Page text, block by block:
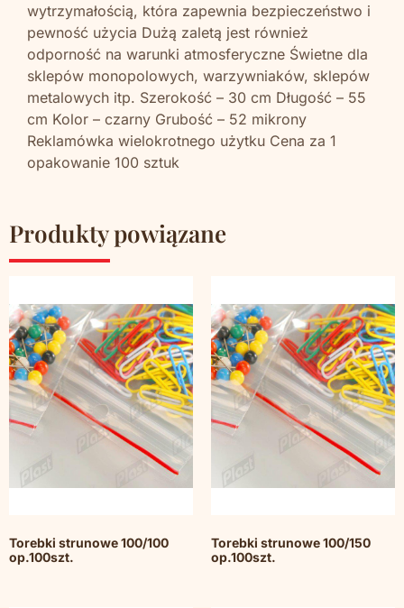
wytrzymałością, która zapewnia bezpieczeństwo i
pewność użycia Dużą zaletą jest również
odporność na warunki atmosferyczne Świetne dla
sklepów monopolowych, warzywniaków, sklepów
metalowych itp. Szerokość – 30 cm Długość – 55
cm Kolor – czarny Grubość – 52 mikrony
Reklamówka wielokrotnego użytku Cena za 1
opakowanie 100 sztuk
Produkty powiązane
Torebki strunowe 100/100
op.100szt.
Torebki strunowe 100/150
op.100szt.